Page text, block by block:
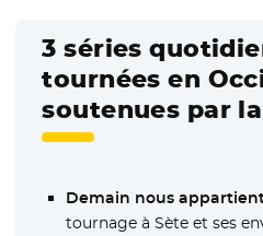
3 séries
tournées en
soutenues par
Demain nous
tournage à Sète et ses